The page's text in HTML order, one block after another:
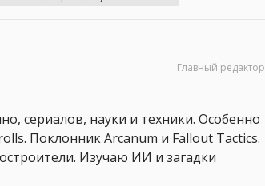
Главный редактор
сериалов, науки и техники. Особенно
Поклонник Arcanum и Fallout Tactics.
Изучаю ИИ и загадки